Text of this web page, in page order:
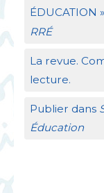
ÉDUCATION »
RRÉ
La revue.
lecture.
Publier dans
Éducation